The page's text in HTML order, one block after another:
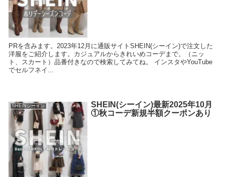
PRを含みます。2023年12月に通販サイトSHEIN(シーイン)で注文した
洋服をご紹介します。カジュアルからきれいめコーデまで。（ニッ
ト、スカート）品番付きなので検索してみてね。 インスタやYouTube
でセルフネイ...
SHEINシーイン
SHEIN(シーイン)最新2025年10月
①秋コーデ新規半額クーポンあり